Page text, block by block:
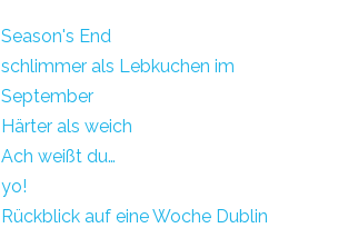
Season's End
schlimmer als Lebkuchen im
September
Härter als weich
Ach weißt du…
yo!
Rückblick auf eine Woche Dublin